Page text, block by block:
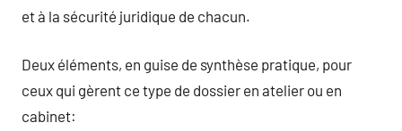
et à la sécurité juridique de chacun.
Deux éléments, en guise de synthèse pratique, pour
ceux qui gèrent ce type de dossier en atelier ou en
cabinet: